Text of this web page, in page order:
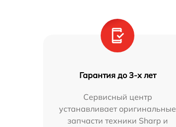
Гарантия до 3-х лет
Сервисный центр
устанавливает оригинальные
запчасти техники Sharp и